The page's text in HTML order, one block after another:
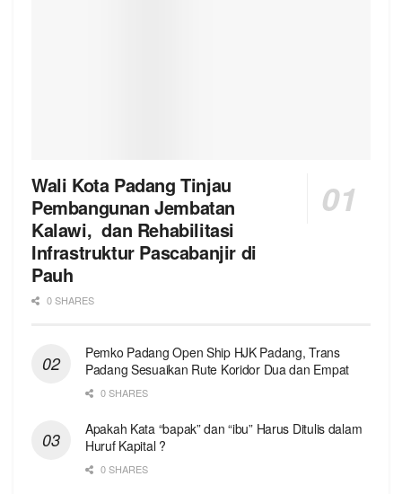
Wali Kota Padang Tinjau
Pembangunan Jembatan
Kalawi, dan Rehabilitasi
Infrastruktur Pascabanjir di
Pauh
0 SHARES
Pemko Padang Open Ship HJK Padang, Trans
Padang Sesuaikan Rute Koridor Dua dan Empat
0 SHARES
Apakah Kata “bapak” dan “ibu” Harus Ditulis dalam
Huruf Kapital ?
0 SHARES